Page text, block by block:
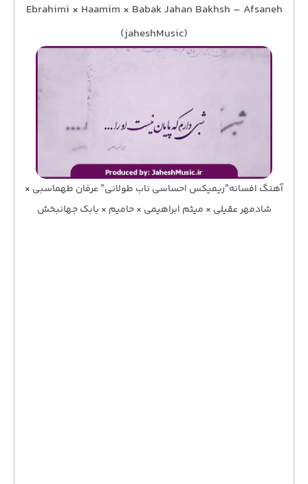
Ebrahimi × Haamim × Babak Jahan Bakhsh – Afsaneh
(jaheshMusic)
آهنگ افسانه”ریمیکس احساسی ناب طولانی” عرفان طهماسبی ×
شادمهر عقیلی × میثم ابراهیمی × حامیم × بابک جهانبخش